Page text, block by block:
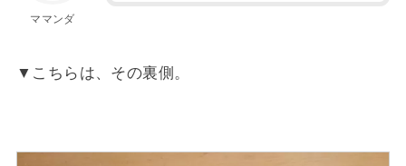
ママンダ
▼こちらは、その裏側。